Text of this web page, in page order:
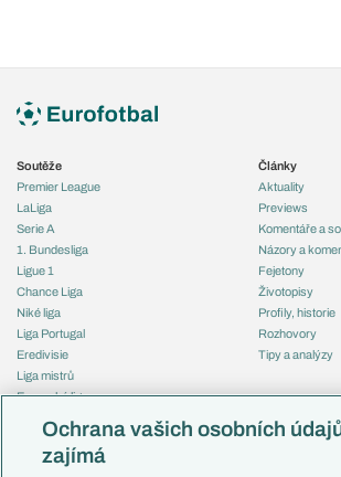
Soutěže
Premier League
LaLiga
Serie A
1. Bundesliga
Ligue 1
Chance Liga
Niké liga
Liga Portugal
Eredivisie
Liga mistrů
Evropská liga
Mistrovství světa
Liga národů
Články
Aktuality
Previews
Komentáře a
Názory a
Fejetony
Životopisy
Profily, historie
Rozhovory
Tipy a analýzy
Česko
Ochrana vašich osobních
zajímá